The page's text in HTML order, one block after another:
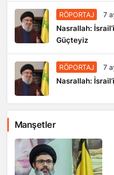
RÖPORTAJ 7
Nasrallah:
Güçteyiz
RÖPORTAJ 7
Nasrallah:
Manşetler